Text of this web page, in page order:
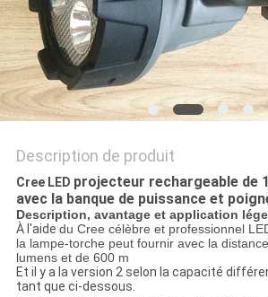
PLAN
DU
SITE
DE
CONFIDENTIALITÉ
Description de produit
Cree LED projecteur rechargeable de
avec la banque de puissance et
Description, avantage et application
À l'aide du Cree célèbre et professionnel
la lampe-torche peut fournir avec la
lumens et de 600 m
Et il y a la version 2 selon la capacité
tant que ci-dessous.